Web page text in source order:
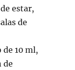
estar,
de
10 ml,
de